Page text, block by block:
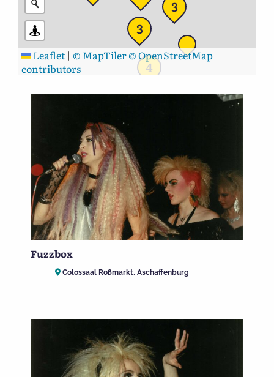
3
4
3
Leaflet | © MapTiler© OpenStreetMap
contributors
Fuzzbox
Colossaal Roßmarkt, Aschaffenburg